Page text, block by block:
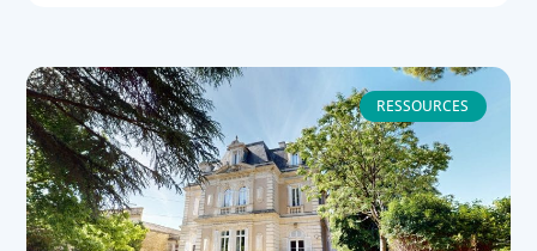
RESSOURCES